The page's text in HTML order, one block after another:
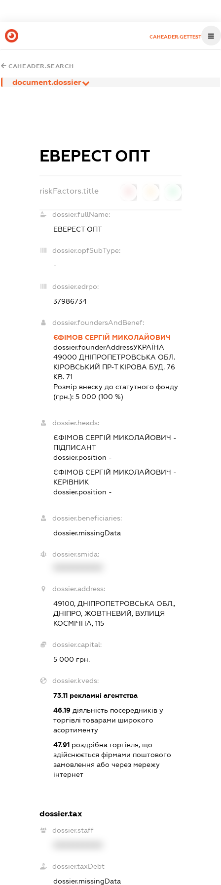
CAHEADER.GETTEST
CAHEADER.SEARCH
document.dossier
ЕВЕРЕСТ ОПТ
riskFactors.title
dossier.fullName:
ЕВЕРЕСТ ОПТ
dossier.opfSubType:
-
dossier.edrpo:
37986734
dossier.foundersAndBenef:
ЄФІМОВ СЕРГІЙ МИКОЛАЙОВИЧ
dossier.founderAddressУКРАЇНА
49000 ДНIПРОПЕТРОВСЬКА ОБЛ.
КІРОВСЬКИЙ ПР-Т КІРОВА БУД. 76
КВ. 71
Розмір внеску до статутного фонду
(грн.):5 000 (100 %)
dossier.heads:
ЄФІМОВ СЕРГІЙ МИКОЛАЙОВИЧ -
ПІДПИСАНТ
dossier.position -
ЄФІМОВ СЕРГІЙ МИКОЛАЙОВИЧ -
КЕРІВНИК
dossier.position -
dossier.beneficiaries:
dossier.missingData
dossier.smida:
dossier.address:
49100, ДНІПРОПЕТРОВСЬКА ОБЛ.,
ДНІПРО, ЖОВТНЕВИЙ, ВУЛИЦЯ
КОСМІЧНА, 115
dossier.capital:
5 000 грн.
dossier.kveds:
73.11 рекламні агентства
46.19 діяльність посередників у
торгівлі товарами широкого
асортименту
47.91 роздрібна торгівля, що
здійснюється фірмами поштового
замовлення або через мережу
інтернет
dossier.tax
dossier.staff
dossier.taxDebt
dossier.missingData